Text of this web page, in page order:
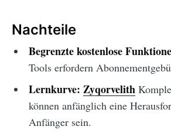
Nachteile
Begrenzte kostenlose
Tools erfordern
Lernkurve: Zyqorvelith
können anfänglich eine
Anfänger sein.